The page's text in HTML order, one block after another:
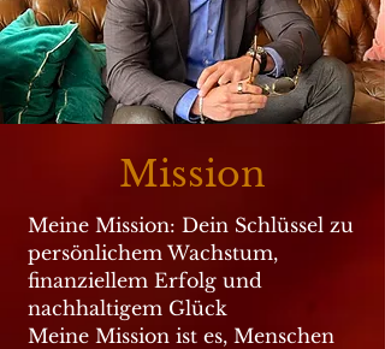
Mission
Meine Mission: Dein Schlüssel zu
persönlichem Wachstum,
finanziellem Erfolg und
nachhaltigem Glück
Meine Mission ist es, Menschen